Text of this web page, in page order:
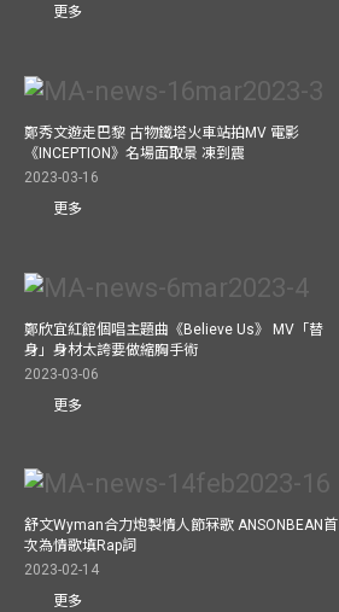
更多
鄭秀文遊走巴黎 古物鐵塔火車站拍MV 電影
《INCEPTION》名場面取景 凍到震
2023-03-16
更多
鄭欣宜紅館個唱主題曲《Believe Us》 MV「替
身」身材太誇要做縮胸手術
2023-03-06
更多
舒文Wyman合力炮製情人節冧歌 ANSONBEAN首
次為情歌填Rap詞
2023-02-14
更多